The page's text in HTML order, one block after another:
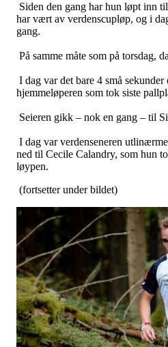
Siden den gang har hun løpt inn
har vært av verdenscupløp, og i
gang.
På samme måte som på torsdag,
I dag var det bare 4 små
hjemmeløperen som tok siste
Seieren gikk – nok en gang – til
I dag var verdenseneren
ned til Cecile Calandry, som hun
løypen.
(fortsetter under bildet)